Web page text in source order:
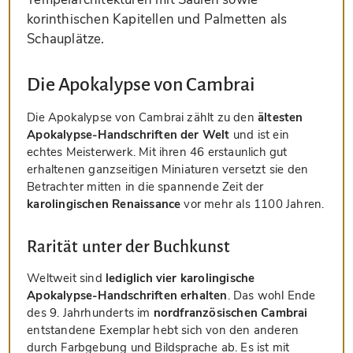
korinthischen Kapitellen und Palmetten als
Schauplätze.
Die Apokalypse von Cambrai
Die Apokalypse von Cambrai zählt zu den ältesten
Apokalypse-Handschriften der Welt und ist ein
echtes Meisterwerk. Mit ihren 46 erstaunlich gut
erhaltenen ganzseitigen Miniaturen versetzt sie den
Betrachter mitten in die spannende Zeit der
karolingischen Renaissance vor mehr als 1100 Jahren.
Rarität unter der Buchkunst
Weltweit sind lediglich vier karolingische
Apokalypse-Handschriften erhalten. Das wohl Ende
des 9. Jahrhunderts im nordfranzösischen Cambrai
entstandene Exemplar hebt sich von den anderen
durch Farbgebung und Bildsprache ab. Es ist mit